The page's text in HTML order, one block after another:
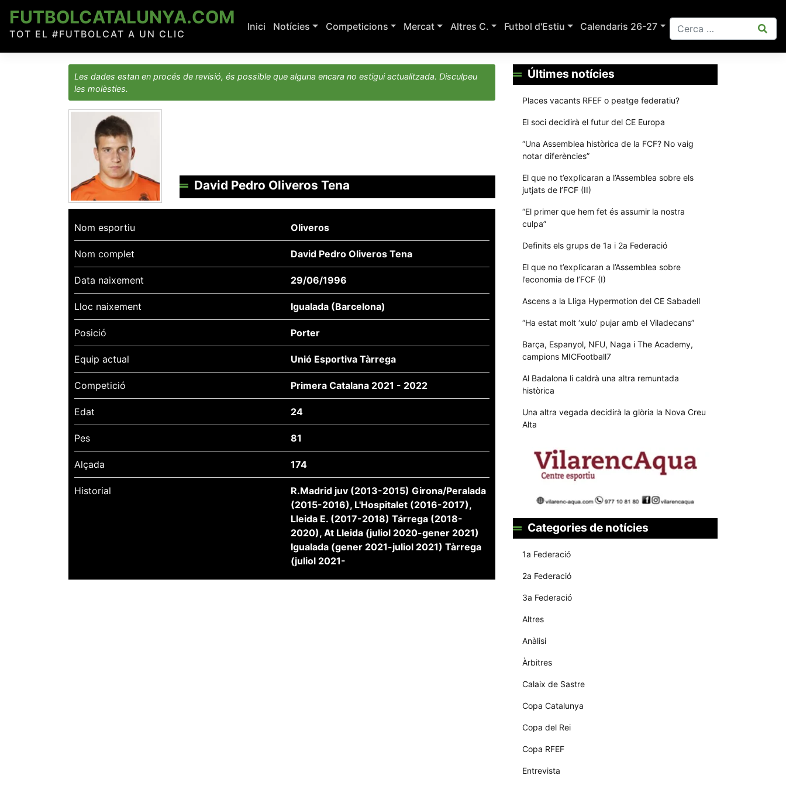
content
FUTBOLCATALUNYA.COM
TOT EL #FUTBOLCAT A UN CLIC
Inici Notícies Competicions Mercat Altres C. Futbol d'Estiu Calendaris 26-27
Les dades estan en procés de revisió, és possible que alguna encara no estigui actualitzada. Disculpeu
les molèsties.
David Pedro Oliveros Tena
Nom esportiu Oliveros
Nom complet David Pedro Oliveros Tena
Data naixement 29/06/1996
Lloc naixement Igualada (Barcelona)
Posició Porter
Equip actual Unió Esportiva Tàrrega
Competició Primera Catalana 2021 - 2022
Edat 24
Pes 81
Alçada 174
Historial
R.Madrid juv (2013-2015) Girona/Peralada
(2015-2016), L'Hospitalet (2016-2017),
Lleida E. (2017-2018) Tárrega (2018-
2020), At Lleida (juliol 2020-gener 2021)
Igualada (gener 2021-juliol 2021) Tàrrega
(juliol 2021-
Últimes notícies
Places vacants RFEF o peatge federatiu?
El soci decidirà el futur del CE Europa
“Una Assemblea històrica de la FCF? No vaig
notar diferències”
El que no t’explicaran a l’Assemblea sobre els
jutjats de l’FCF (II)
“El primer que hem fet és assumir la nostra
culpa”
Definits els grups de 1a i 2a Federació
El que no t’explicaran a l’Assemblea sobre
l’economia de l’FCF (I)
Ascens a la Lliga Hypermotion del CE Sabadell
“Ha estat molt ‘xulo’ pujar amb el Viladecans”
Barça, Espanyol, NFU, Naga i The Academy,
campions MICFootball7
Al Badalona li caldrà una altra remuntada
històrica
Una altra vegada decidirà la glòria la Nova Creu
Alta
Categories de notícies
1a Federació
2a Federació
3a Federació
Altres
Anàlisi
Àrbitres
Calaix de Sastre
Copa Catalunya
Copa del Rei
Copa RFEF
Entrevista
Aquestes
són
necessàries
per al
funcionament
tècnic de la
web.